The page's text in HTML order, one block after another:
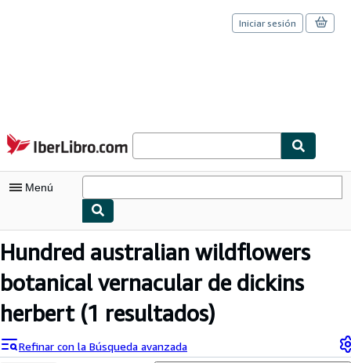
Pasar al contenido principal
IberLibro.com
Iniciar sesión
Menú
Mi cuenta
Consultar mis pedidos
Búsqueda avanzada
Colecciones
Hundred australian wildflowers
botanical vernacular de dickins
herbert(1 resultados)
Refinar con la Búsqueda avanzada